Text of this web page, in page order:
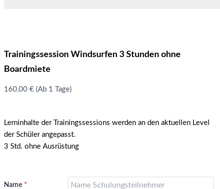
Trainingssession Windsurfen 3 Stunden ohne
Boardmiete
160,00 € (Ab 1 Tage)
Lerninhalte der Trainingssessions werden an den aktuellen Level
der Schüler angepasst.
3 Std. ohne Ausrüstung
Name *